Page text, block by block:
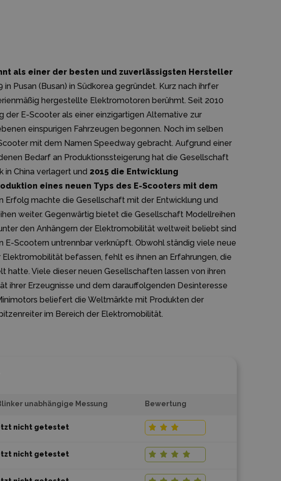
als einer der besten und zuverlässigsten Hersteller
in Pusan (Busan) in Südkorea gegründet. Kurz nach ihrfer
hergestellte Elektromotoren berühmt. Seit 2010
der E-Scooter als einer einzigartigen Alternative zur
einspurigen Fahrzeugen begonnen. Noch im selben
mit dem Namen Speedway gebracht. Aufgrund einer
Bedarf an Produktionssteigerung hat die Gesellschaft
in China verlagert und 2015 die Entwicklung
eines neuen Typs des E-Scooters mit dem
Erfolg machte die Gesellschaft mit der Entwicklung und
weiter. Gegenwärtig bietet die Gesellschaft Modellreihen
den Anhängern der Elektromobilität weltweit beliebt sind
E-Scootern untrennbar verknüpft. Obwohl ständig viele neue
befassen, fehlt es ihnen an Erfahrungen, die
hatte. Viele dieser neuen Gesellschaften lassen von ihren
ihrer Erzeugnisse und dem darauffolgenden Desinteresse
beliefert die Weltmärkte mit Produkten der
im Bereich der Elektromobilität.
unabhängige Messung Bewertung
nicht getestet
nicht getestet